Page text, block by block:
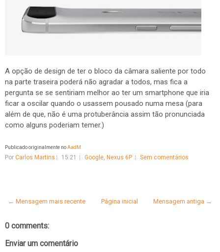
A opção de design de ter o bloco da câmara saliente por todo
na parte traseira poderá não agradar a todos, mas fica a
pergunta se se sentiriam melhor ao ter um smartphone que iria
ficar a oscilar quando o usassem pousado numa mesa (para
além de que, não é uma protuberância assim tão pronunciada
como alguns poderiam temer.)
Publicado originalmente noAadM
Por Carlos Martins 15:21 Google, Nexus 6P Sem comentários
← Mensagem mais recente Mensagem antiga →
Página inicial
0 comments:
Enviar um comentário